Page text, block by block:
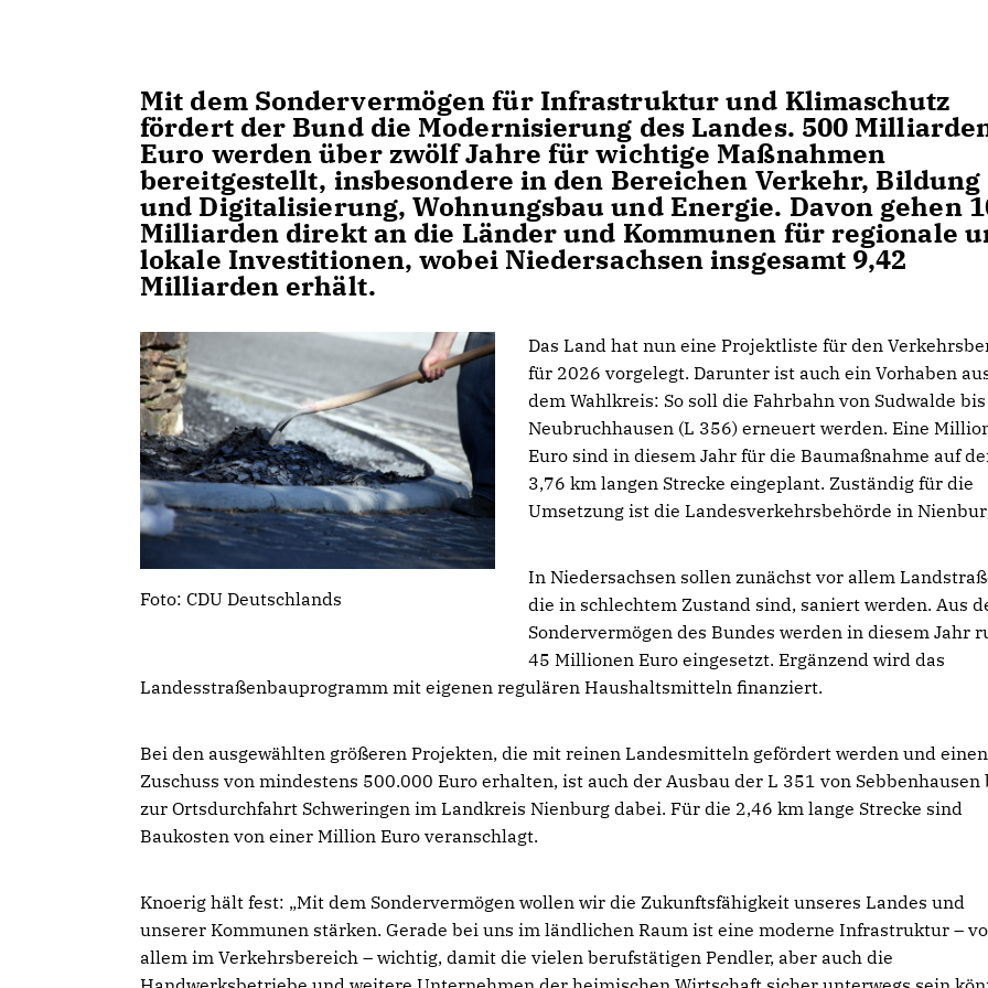
Mit dem Sondervermögen für Infrastruktur und Klimaschutz
fördert der Bund die Modernisierung des Landes. 500
Euro werden über zwölf Jahre für wichtige Maßnahmen
bereitgestellt, insbesondere in den Bereichen Verkehr, Bildung
und Digitalisierung, Wohnungsbau und Energie. Davon gehen
Milliarden direkt an die Länder und Kommunen für regionale
lokale Investitionen, wobei Niedersachsen insgesamt 9,42
Milliarden erhält.
Foto: CDU Deutschlands
Das Land hat nun eine Projektliste für den
für 2026 vorgelegt. Darunter ist auch ein Vorhaben
dem Wahlkreis: So soll die Fahrbahn von Sudwalde bis
Neubruchhausen (L 356) erneuert werden. Eine
Euro sind in diesem Jahr für die Baumaßnahme auf
3,76 km langen Strecke eingeplant. Zuständig für die
Umsetzung ist die Landesverkehrsbehörde in
In Niedersachsen sollen zunächst vor allem
die in schlechtem Zustand sind, saniert werden. Aus
Sondervermögen des Bundes werden in diesem Jahr
45 Millionen Euro eingesetzt. Ergänzend wird das
Landesstraßenbauprogramm mit eigenen regulären Haushaltsmitteln finanziert.
Bei den ausgewählten größeren Projekten, die mit reinen Landesmitteln gefördert werden und einen
Zuschuss von mindestens 500.000 Euro erhalten, ist auch der Ausbau der L 351 von Sebbenhausen
zur Ortsdurchfahrt Schweringen im Landkreis Nienburg dabei. Für die 2,46 km lange Strecke sind
Baukosten von einer Million Euro veranschlagt.
Knoerig hält fest: „Mit dem Sondervermögen wollen wir die Zukunftsfähigkeit unseres Landes und
unserer Kommunen stärken. Gerade bei uns im ländlichen Raum ist eine moderne Infrastruktur –
allem im Verkehrsbereich – wichtig, damit die vielen berufstätigen Pendler, aber auch die